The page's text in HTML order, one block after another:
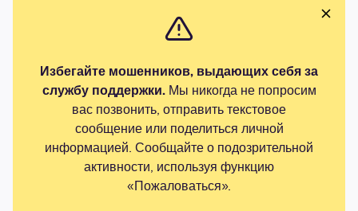
Избегайте мошенников, выдающих себя за
службу поддержки.Мы никогда не попросим
вас позвонить, отправить текстовое
сообщение или поделиться личной
информацией. Сообщайте о подозрительной
активности, используя функцию
«Пожаловаться».